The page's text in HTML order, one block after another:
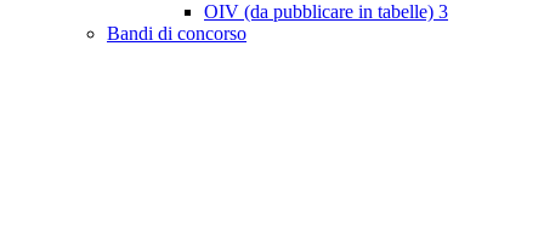
OIV (da pubblicare in tabelle) 3
Bandi di concorso